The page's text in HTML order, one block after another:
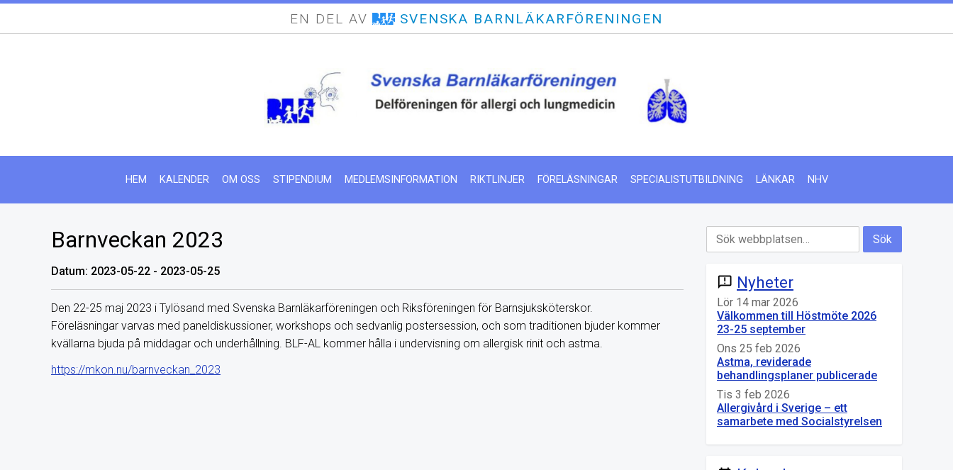
EN DEL AV SVENSKA BARNLÄKARFÖRENINGEN
HEM KALENDER OM OSS STIPENDIUM MEDLEMSINFORMATION RIKTLINJER FÖRELÄSNINGAR SPECIALISTUTBILDNING LÄNKAR NHV
Barnveckan 2023
Datum: 2023-05-22 - 2023-05-25
Den 22-25 maj 2023 i Tylösand med Svenska Barnläkarföreningen och Riksföreningen för Barnsjuksköterskor.
Föreläsningar varvas med paneldiskussioner, workshops och sedvanlig postersession, och som traditionen bjuder kommer
kvällarna bjuda på middagar och underhållning. BLF-AL kommer hålla i undervisning om allergisk rinit och astma.
https://mkon.nu/barnveckan_2023
announcement Nyheter
Lör 14 mar 2026
Välkommen till Höstmöte 2026
23-25 september
Ons 25 feb 2026
Astma, reviderade
behandlingsplaner publicerade
Tis 3 feb 2026
Allergivård i Sverige – ett
samarbete med Socialstyrelsen